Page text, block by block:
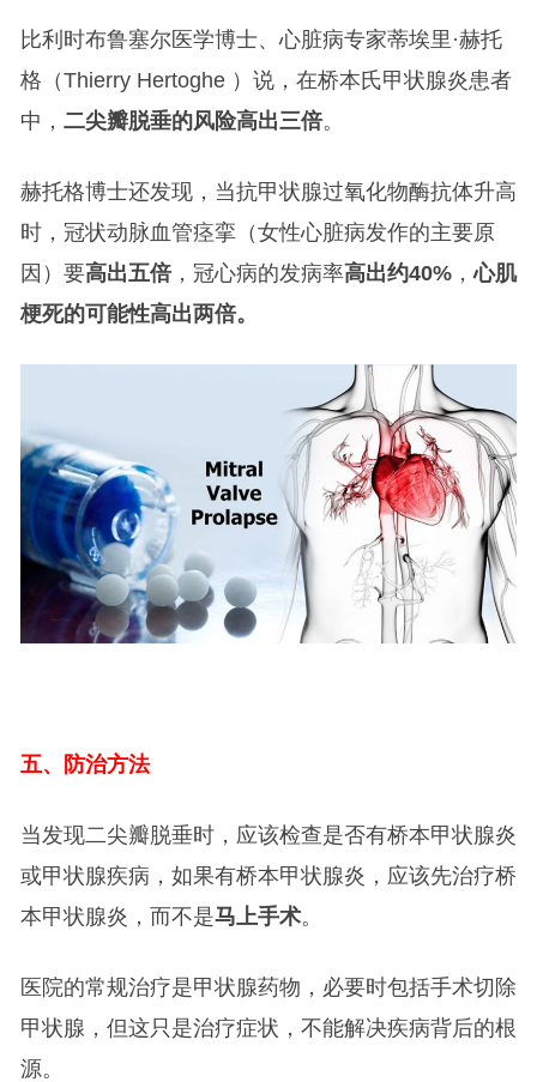
比利时布鲁塞尔医学博士、心脏病专家蒂埃里·赫托
格（Thierry Hertoghe ）说，在桥本氏甲状腺炎患者
中， 二尖瓣脱垂的风险高出三倍。
赫托格博士还发现，当抗甲状腺过氧化物酶抗体升高
时，冠状动脉血管痉挛（女性心脏病发作的主要原
因）要高出五倍，冠心病的发病率高出约40%，心肌
梗死的可能性高出两倍。
五、防治方法
当发现二尖瓣脱垂时，应该检查是否有桥本甲状腺炎
或甲状腺疾病，如果有桥本甲状腺炎，应该先治疗桥
本甲状腺炎，而不是马上手术。
医院的常规治疗是甲状腺药物，必要时包括手术切除
甲状腺，但这只是治疗症状，不能解决疾病背后的根
源。